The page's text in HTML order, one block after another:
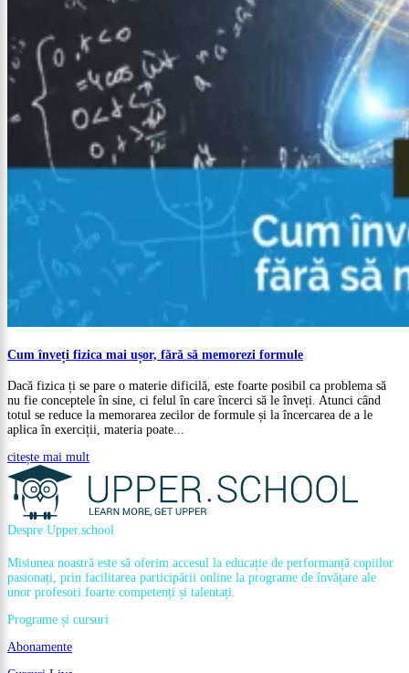
Cum înveți fizica mai ușor, fără să memorezi formule
Dacă fizica ți se pare o materie dificilă, este foarte posibil ca problema să
nu fie conceptele în sine, ci felul în care încerci să le înveți. Atunci când
totul se reduce la memorarea zecilor de formule și la încercarea de a le
aplica în exerciții, materia poate...
citește mai mult
Despre Upper.school
Misiunea noastră este să oferim accesul la educație de performanță copiilor
pasionați, prin facilitarea participării online la programe de învățare ale
unor profesori foarte competenți și talentați.
Programe și cursuri
Abonamente